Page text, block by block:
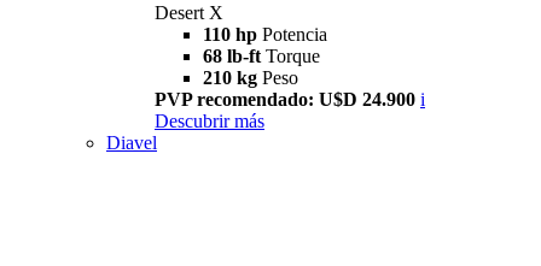
Desert X
110 hp Potencia
68 lb-ft Torque
210 kg Peso
PVP recomendado: U$D 24.900 i
Descubrir más
Diavel